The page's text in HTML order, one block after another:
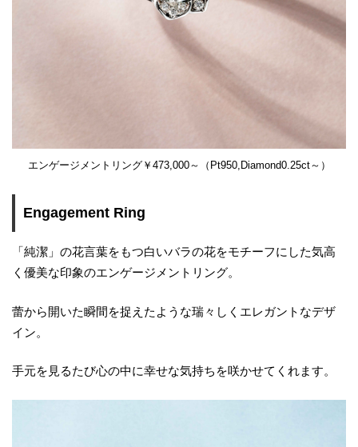
エンゲージメントリング￥473,000～（Pt950,Diamond0.25ct～）
Engagement Ring
「純潔」の花言葉をもつ白いバラの花をモチーフにした気高
く優美な印象のエンゲージメントリング。
蕾から開いた瞬間を捉えたような瑞々しくエレガントなデザ
イン。
手元を見るたび心の中に幸せな気持ちを咲かせてくれます。